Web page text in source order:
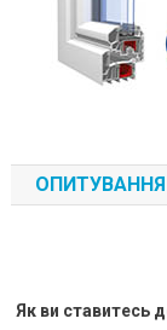
ОПИТУВАННЯ
Як ви ставитесь